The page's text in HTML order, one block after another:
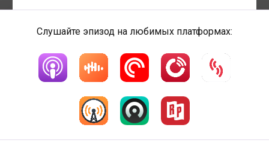
Слушайте эпизод на любимых платформах: